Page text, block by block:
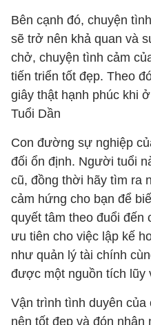
Bên cạnh đó, chuyện
sẽ trở nên khả quan và
chở, chuyện tình cảm
tiến triển tốt đẹp. Theo
giây thật hạnh phúc khi
Tuổi Dần
Con đường sự nghiệp
đối ổn định. Người tuổi
cũ, đồng thời hãy tìm ra
cảm hứng cho bạn để
quyết tâm theo đuổi đến
ưu tiên cho việc lập kế
như quản lý tài chính
được một nguồn tích
Vận trình tình duyên
nên tốt đẹp và đón nhận